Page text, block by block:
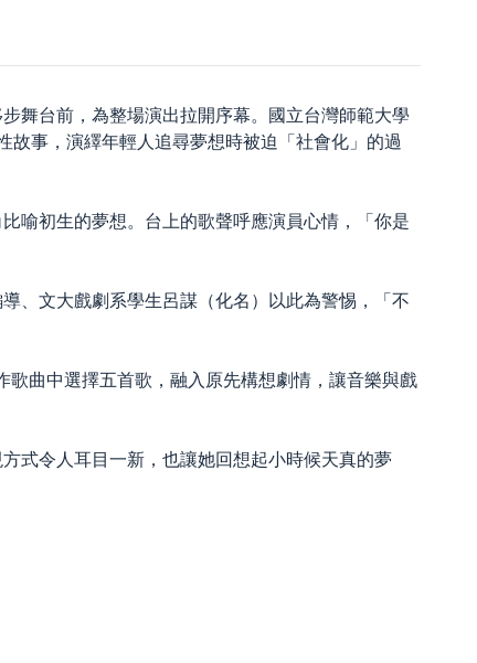
舞台前，為整場演出拉開序幕。國立台灣師範大學
故事，演繹年輕人追尋夢想時被迫「社會化」的過
喻初生的夢想。台上的歌聲呼應演員心情，「你是
、文大戲劇系學生呂謀（化名）以此為警惕，「不
歌曲中選擇五首歌，融入原先構想劇情，讓音樂與戲
式令人耳目一新，也讓她回想起小時候天真的夢